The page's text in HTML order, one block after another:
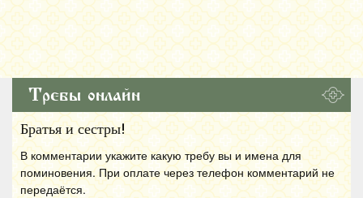
Требы онлайн
Братья и сестры!
В комментарии укажите какую требу вы и имена для
поминовения. При оплате через телефон комментарий не
передаётся.